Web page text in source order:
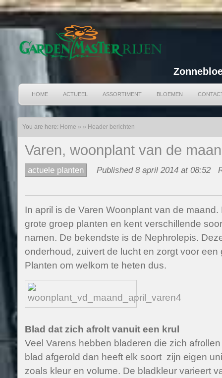
HOME ACTUEEL ASSORTIMENT BLOEMEN
You are here: Home » » Header berichten
Varen, woonplant van de
actuele planten Published 8 april 2014 at 08:52
In april is de Varen Woonplant van de
grote groep planten en kent verschillende
namen. De bekendste is de Nephrolepis.
onderhoud, zuivert de lucht en zorgt voor
Planten om welkom te heten dus.
Blad dat zich afrolt vanuit een krul
Veel Varens hebben bladeren die zich
blad afgerold dan heeft elk soort zijn eigen
zoals kleur en volume. De bladkleur varieert